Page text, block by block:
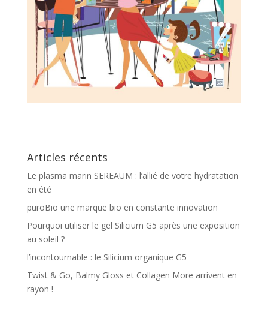
Articles récents
Le plasma marin SEREAUM : l’allié de votre hydratation
en été
puroBio une marque bio en constante innovation
Pourquoi utiliser le gel Silicium G5 après une exposition
au soleil ?
l’incontournable : le Silicium organique G5
Twist & Go, Balmy Gloss et Collagen More arrivent en
rayon !